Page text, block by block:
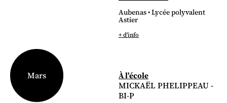
Aubenas • Lycée polyvalent
Astier
+ d'info
À l'école
Mars
MICKAËL PHELIPPEAU -
BI-P